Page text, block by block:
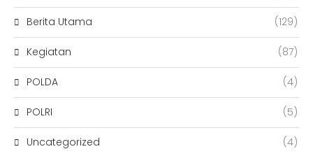
Berita Utama (129)
Kegiatan (87)
POLDA (4)
POLRI (5)
Uncategorized (4)